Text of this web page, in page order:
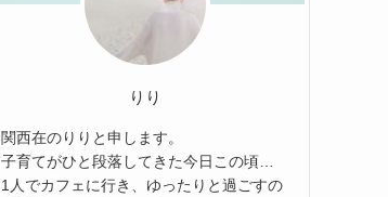
りり
関西在のりりと申します。
子育てがひと段落してきた今日この頃…
1人でカフェに行き、ゆったりと過ごすの